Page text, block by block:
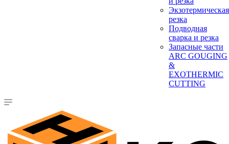
Экзотермическая
резка
Подводная
сварка и резка
Запасные части
ARC GOUGING
&
EXOTHERMIC
CUTTING